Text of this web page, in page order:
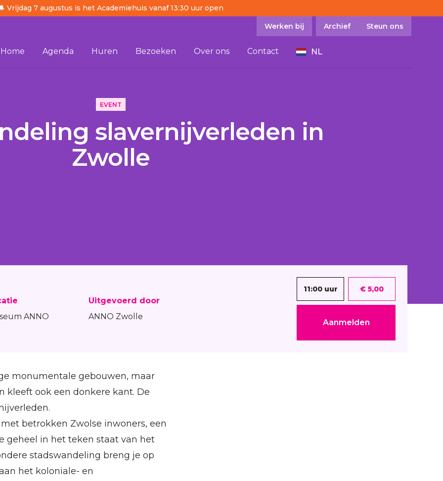
Vrijdag 7 augustus is het Academiehuis vanaf 13:30 uur open
Werken bij Archief Steun ons
Home Agenda Huren Bezoeken Over ons Contact
NL
EVENT
slavernijverleden in
Zwolle
ANNO
Uitgevoerd door
ANNO Zwolle
11:00 uur € 5,00
Aanmelden
monumentale gebouwen, maar
kleeft ook een donkere kant. De
betrokken Zwolse inwoners, een
geheel in het teken staat van het
stadswandeling breng je op
het koloniale- en